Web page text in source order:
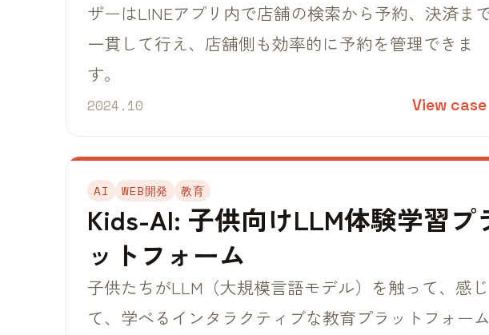
ザーはLINEアプリ内で店舗の検索から予約、決済ま
一貫して行え、店舗側も効率的に予約を管理できま
す。
2024.10 View
AI WEB開発 教育
Kids-AI: 子供向けLLM体験学習プ
ットフォーム
子供たちがLLM（大規模言語モデル）を触って、感じ
て、学べるインタラクティブな教育プラットフォーム